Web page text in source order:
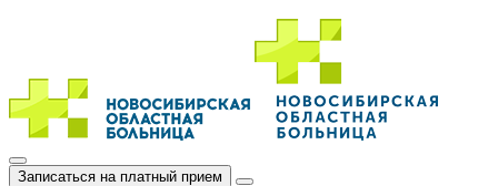
Записаться на платный прием